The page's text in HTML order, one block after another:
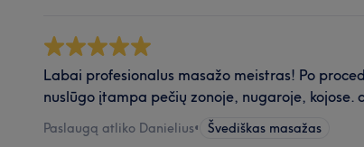
Labai profesionalus masažo meistras! Po
nuslūgo įtampa pečių zonoje, nugaroje, kojose.
Paslaugą atliko Danielius• Švediškas masažas